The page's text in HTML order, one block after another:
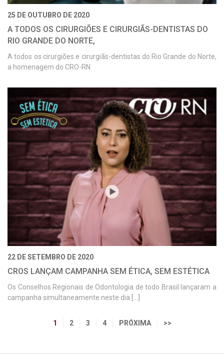
25 DE OUTUBRO DE 2020
A TODOS OS CIRURGIÕES E CIRURGIÃS-DENTISTAS DO
RIO GRANDE DO NORTE,
A todos os cirurgiões e cirurgiãs-dentistas do Rio Grande do Norte,
a homenagem do CRO-RN
22 DE SETEMBRO DE 2020
CROS LANÇAM CAMPANHA SEM ÉTICA, SEM ESTÉTICA
Os Conselhos Regionais de Odontologia de todo Brasil lançaram a
campanha simultaneamente neste dia [...]
1 2 3 4 PRÓXIMA >>